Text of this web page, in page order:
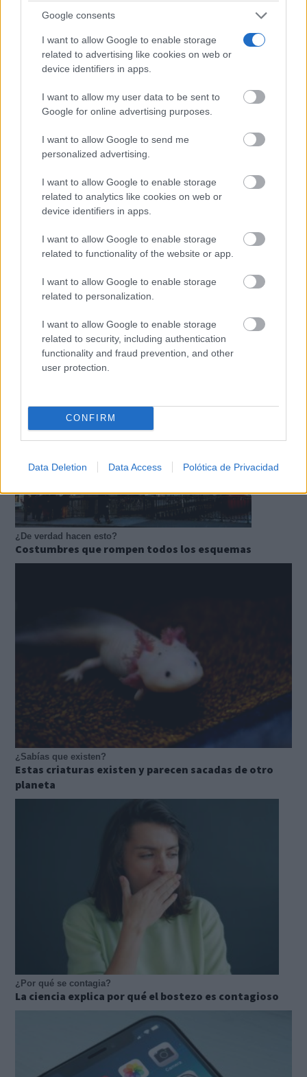
Google consents
I want to allow Google to enable storage
related to advertising like cookies on web or
device identifiers in apps.
I want to allow my user data to be sent to
Google for online advertising purposes.
I want to allow Google to send me
personalized advertising.
I want to allow Google to enable storage
related to analytics like cookies on web or
device identifiers in apps.
I want to allow Google to enable storage
related to functionality of the website or app.
I want to allow Google to enable storage
related to personalization.
I want to allow Google to enable storage
related to security, including authentication
functionality and fraud prevention, and other
user protection.
CONFIRM
Data Deletion Data Access Polótica de Privacidad
Los pasaportes que más puertas abren ¿está el tuyo?
Belleza indomable
El diamante que simboliza la feminidad indomable
¿De verdad hacen esto?
Costumbres que rompen todos los esquemas
¿Sabías que existen?
Estas criaturas existen y parecen sacadas de otro
planeta
¿Por qué se contagia?
La ciencia explica por qué el bostezo es contagioso